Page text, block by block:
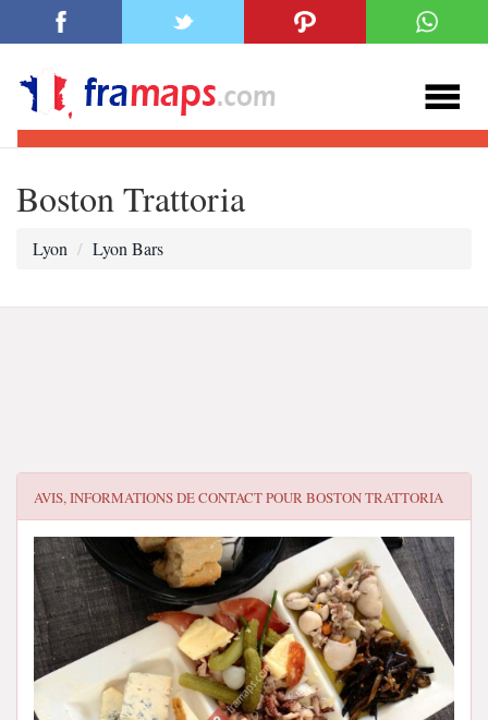
Boston Trattoria
Lyon Lyon Bars
AVIS, INFORMATIONS DE CONTACT POURBOSTON TRATTORIA